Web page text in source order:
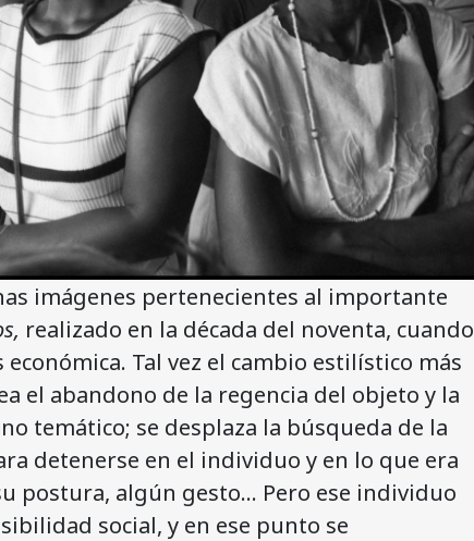
imágenes pertenecientes al importante
realizado en la década del noventa, cuando
Tal vez el cambio estilístico más
el abandono de la regencia del objeto y la
temático; se desplaza la búsqueda de la
detenerse en el individuo y en lo que era
postura, algún gesto… Pero ese individuo
social, y en ese punto se